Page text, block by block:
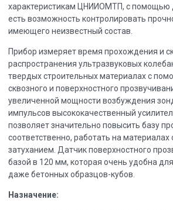
характеристикам ЦНИИОМТП, с помощью
есть возможность контролировать
имеющего неизвестный состав.
Прибор измеряет время прохождения и
распространения ультразвуковых
твердых строительных материалах с
сквозного и поверхностного
увеличенной мощности возбуждения
импульсов высококачественный
позволяет значительно повысить базу
соответственно, работать на
затуханием. Датчик поверхностного
базой в 120 мм, которая очень удобна
даже бетонных образцов-кубов.
Назначение: